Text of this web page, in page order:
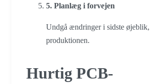
5. Planlæg i forvejen
Undgå ændringer i sidste
produktionen.
Hurtig PCB-